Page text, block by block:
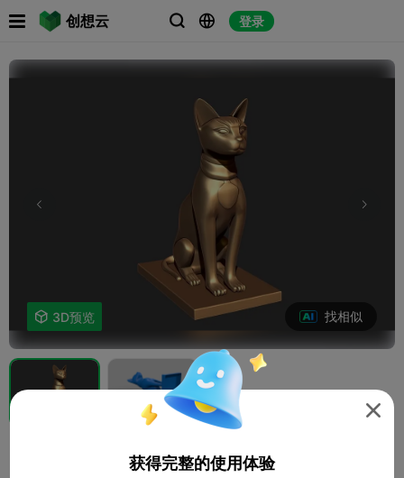
创想云   登录
 
 3D预览 找相似
Egyptian pharaoh-BAST

获得完整的使用体验